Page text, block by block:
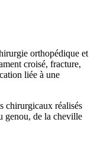
orthopédique et
croisé, fracture,
liée à une
chirurgicaux réalisés
genou, de la cheville